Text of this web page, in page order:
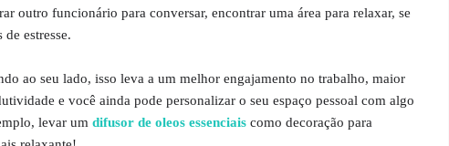
outro funcionário para conversar, encontrar uma área para relaxar, se
estresse.
ao seu lado, isso leva a um melhor engajamento no trabalho, maior
e você ainda pode personalizar o seu espaço pessoal com algo
levar um difusor de oleos essenciaiscomo decoração para